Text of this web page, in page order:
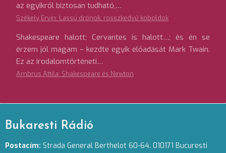
az egyikről biztosan tudható,…
Székely Ervin: Lassú drónok, rosszkedvű koboldok
Shakespeare halott; Cervantes is halott…; és én se
érzem jól magam – kezdte egyik előadását Mark Twain.
Ez az irodalomtörténeti…
Ambrus Attila: Shakespeare és Newton
Bukaresti Rádió
Postacím: Strada General Berthelot 60-64. 010171 Bucuresti